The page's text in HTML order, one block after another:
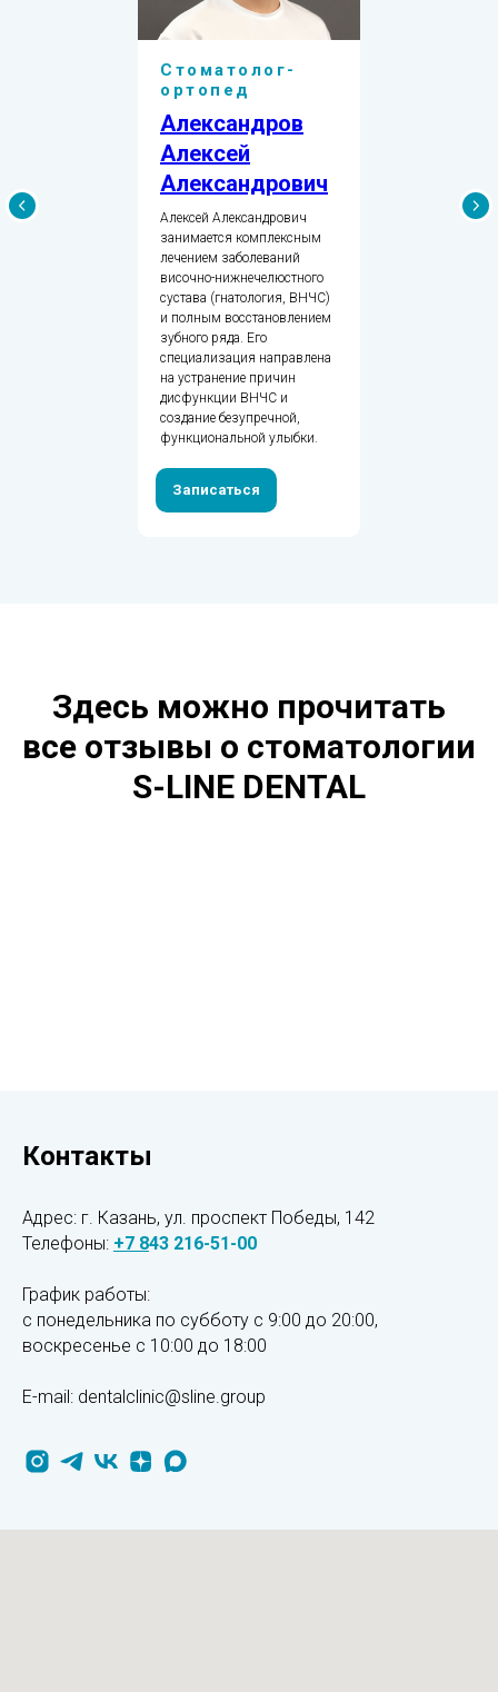
Стоматолог-
ортопед
Александров
Алексей
Александрович
Алексей Александрович
занимается комплексным
лечением заболеваний
височно-нижнечелюстного
сустава (гнатология, ВНЧС)
и полным восстановлением
зубного ряда. Его
специализация направлена
на устранение причин
дисфункции ВНЧС и
создание безупречной,
функциональной улыбки.
Записаться
Здесь можно прочитать
все отзывы о стоматологии
S-LINE DENTAL
Контакты
Адрес: г. Казань, ул. проспект Победы, 142
Телефоны: +7 843 216-51-00
График работы:
с понедельника по субботу с 9:00 до 20:00,
воскресенье с 10:00 до 18:00
E-mail: dentalclinic@sline.group